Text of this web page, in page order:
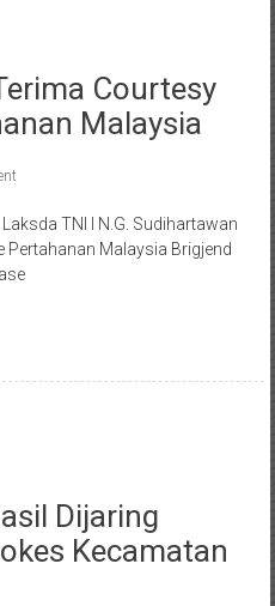
Courtesy
Malaysia
TNI I N.G. Sudihartawan
Pertahanan Malaysia Brigjend
Dijaring
Kecamatan